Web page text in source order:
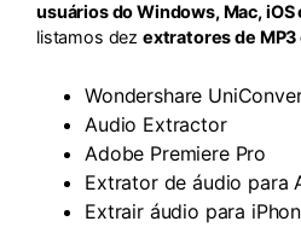
usuários do Windows, Mac, iOS
listamos dez extratores de MP3
Wondershare
Audio Extractor
Adobe Premiere Pro
Extrator de áudio para
Extrair áudio para